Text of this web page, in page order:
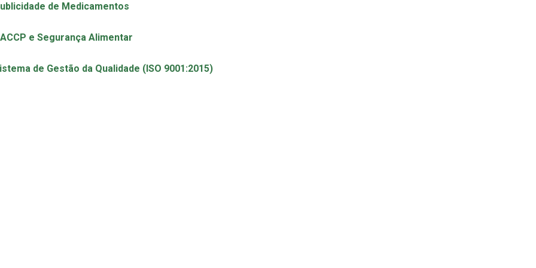
de Medicamentos
e Segurança Alimentar
de Gestão da Qualidade (ISO 9001:2015)